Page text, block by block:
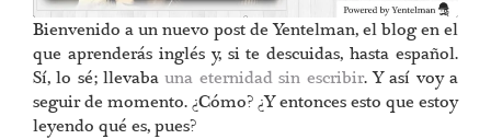
Bienvenido a un nuevo post de Yentelman, el blog en el
que aprenderás inglés y, si te descuidas, hasta español.
Sí, lo sé; llevabauna eternidad sin escribir. Y así voy a
seguir de momento. ¿Cómo? ¿Y entonces esto que estoy
leyendo qué es, pues?